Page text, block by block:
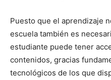
Puesto que el aprendizaje
escuela también es
estudiante puede tener
contenidos, gracias
tecnológicos de los que